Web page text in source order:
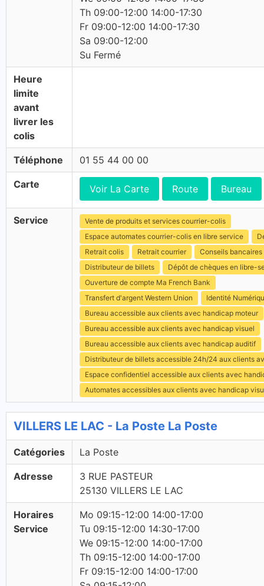
Th 09:00-12:00 14:00-17:30
Fr 09:00-12:00 14:00-17:30
Sa 09:00-12:00
Su Fermé
Heure
limite
avant
livrer les
colis
Téléphone 01 55 44 00 00
Carte Voir La Carte Route Bureau
Service
Vente de produits et services courrier-colis
Espace automates courrier-colis en libre service
Retrait colis
Retrait courrier
Conseils bancaires
Distributeur de billets
Dépôt de chèques en libre-
Ouverture de compte Ma French Bank
Transfert d'argent Western Union
Identité
Bureau accessible aux clients avec handicap moteur
Bureau accessible aux clients avec handicap visuel
Bureau accessible aux clients avec handicap auditif
Distributeur de billets accessible 24h/24 aux clients
Espace confidentiel accessible aux clients avec
Automates accessibles aux clients avec handicap
VILLERS LE LAC - La Poste La Poste
Catégories La Poste
Adresse
3 RUE PASTEUR
25130 VILLERS LE LAC
Horaires
Service
Mo 09:15-12:00 14:00-17:00
Tu 09:15-12:00 14:30-17:00
We 09:15-12:00 14:00-17:00
Th 09:15-12:00 14:00-17:00
Fr 09:15-12:00 14:00-17:00